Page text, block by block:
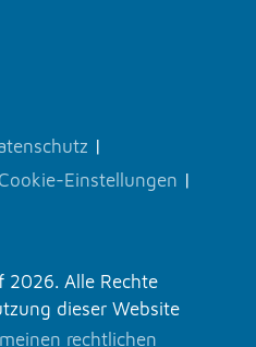
|
Cookie-Einstellungen |
2026. Alle Rechte
dieser Website
rechtlichen